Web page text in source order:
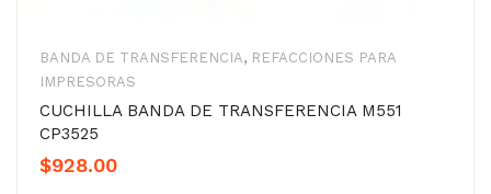
BANDA DE TRANSFERENCIA, REFACCIONES PARA
IMPRESORAS
CUCHILLA BANDA DE TRANSFERENCIA M551
CP3525
$928.00